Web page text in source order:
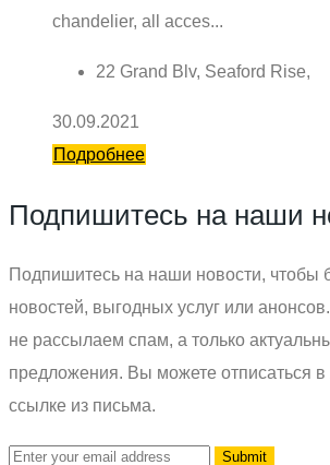
chandelier, all acces...
22 Grand Blv, Seaford Rise,
30.09.2021
Подробнее
Подпишитесь на наши
Подпишитесь на наши новости, чтобы
новостей, выгодных услуг или
не рассылаем спам, а только
предложения. Вы можете отписаться
ссылке из письма.